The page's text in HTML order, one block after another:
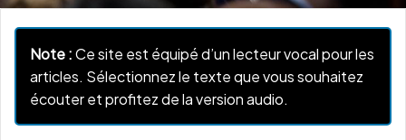
Note :Ce site est équipé d’un lecteur vocal pour les
articles. Sélectionnez le texte que vous souhaitez
écouter et profitez de la version audio.